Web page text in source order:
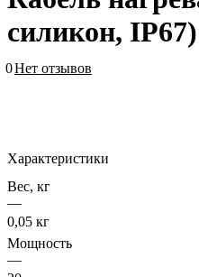
силикон, IP67)
0Нет отзывов
Характеристики
Вес, кг
—
0,05 кг
Мощность
—